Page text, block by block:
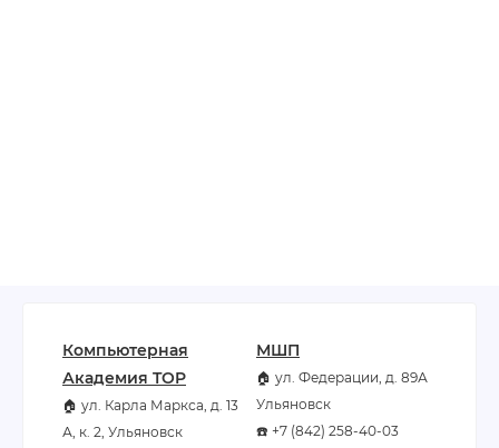
Компьютерная
Академия TOP
🏠 ул. Карла Маркса, д. 13
А, к. 2, Ульяновск
МШП
🏠 ул. Федерации, д. 89А
Ульяновск
☎️ +7 (842) 258-40-03